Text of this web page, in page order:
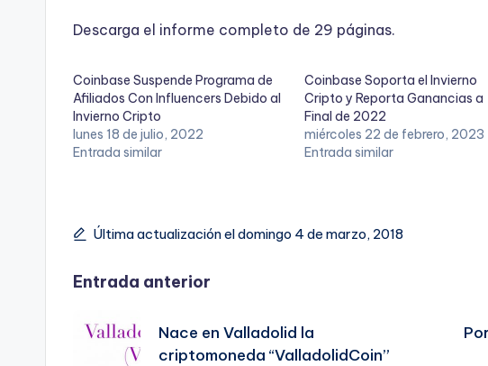
Descarga el informe completo de 29 páginas.
Coinbase Suspende Programa de
Afiliados Con Influencers Debido al
Invierno Cripto
lunes 18 de julio, 2022
Entrada similar
Coinbase Soporta el Invierno
Cripto y Reporta Ganancias a
Final de 2022
miércoles 22 de febrero, 2023
Entrada similar
Última actualización el domingo 4 de marzo, 2018
Navegación
de
Entrada anterior
Nace en Valladolid la
criptomoneda “ValladolidCoin”